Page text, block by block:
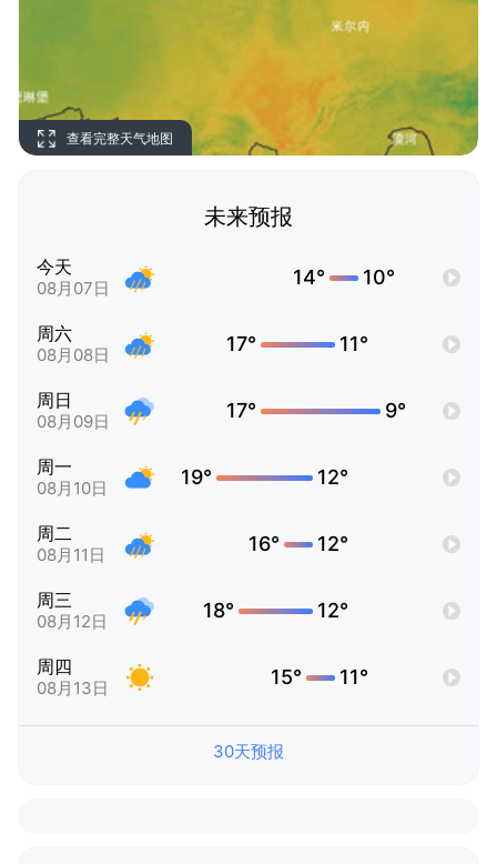
查看完整天气地图
未来预报
今天
08月07日 14° 10°
周六
08月08日 17° 11°
周日
08月09日 17° 9°
周一
08月10日 19° 12°
周二
08月11日 16° 12°
周三
08月12日 18° 12°
周四
08月13日 15° 11°
30天预报